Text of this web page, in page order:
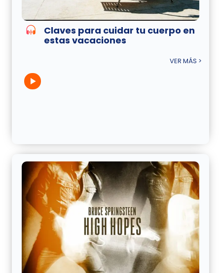
Claves para cuidar tu cuerpo en
estas vacaciones
VER MÁS >